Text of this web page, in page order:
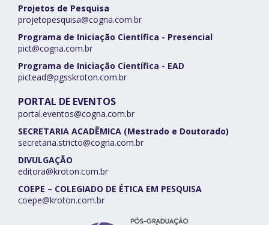
Projetos de Pesquisa
projetopesquisa@cogna.com.br
Programa de Iniciação Científica - Presencial
pict@cogna.com.br
Programa de Iniciação Científica - EAD
pictead@pgsskroton.com.br
PORTAL DE EVENTOS
portal.eventos@cogna.com.br
SECRETARIA ACADÊMICA (Mestrado e Doutorado)
secretaria.stricto@cogna.com.br
DIVULGAÇÃO
editora@kroton.com.br
COEPE – COLEGIADO DE ÉTICA EM PESQUISA
coepe@kroton.com.br